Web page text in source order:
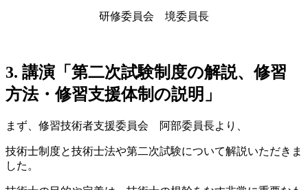
研修委員会 境委員長
3. 講演「第二次試験制度の解説、修習
方法・修習支援体制の説明」
まず、修習技術者支援委員会 阿部委員長より、
技術士制度と技術士法や第二次試験について解説いただきま
した。